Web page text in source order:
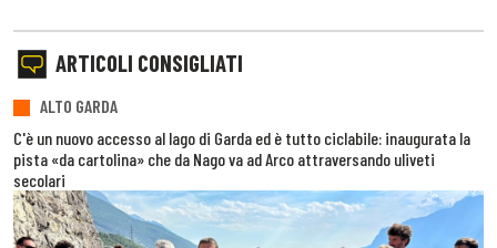
ARTICOLI CONSIGLIATI
ALTO GARDA
C'è un nuovo accesso al lago di Garda ed è tutto ciclabile: inaugurata la
pista «da cartolina» che da Nago va ad Arco attraversando uliveti
secolari